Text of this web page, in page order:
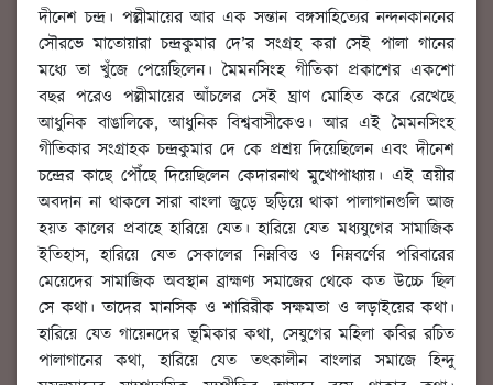
দীনেশ চন্দ্র। পল্লীমায়ের আর এক সন্তান বঙ্গসাহিত্যের নন্দনকাননের
সৌরভে মাতোয়ারা চন্দ্রকুমার দে’র সংগ্রহ করা সেই পালা গানের
মধ্যে তা খুঁজে পেয়েছিলেন। মৈমনসিংহ গীতিকা প্রকাশের একশো
বছর পরেও পল্লীমায়ের আঁচলের সেই ঘ্রাণ মোহিত করে রেখেছে
আধুনিক বাঙালিকে, আধুনিক বিশ্ববাসীকেও। আর এই মৈমনসিংহ
গীতিকার সংগ্রাহক চন্দ্রকুমার দে কে প্রশ্রয় দিয়েছিলেন এবং দীনেশ
চন্দ্রের কাছে পৌঁছে দিয়েছিলেন কেদারনাথ মুখোপাধ্যায়। এই ত্রয়ীর
অবদান না থাকলে সারা বাংলা জুড়ে ছড়িয়ে থাকা পালাগানগুলি আজ
হয়ত কালের প্রবাহে হারিয়ে যেত। হারিয়ে যেত মধ্যযুগের সামাজিক
ইতিহাস, হারিয়ে যেত সেকালের নিম্নবিত্ত ও নিম্নবর্ণের পরিবারের
মেয়েদের সামাজিক অবস্থান ব্রাহ্মণ্য সমাজের থেকে কত উচ্চে ছিল
সে কথা। তাদের মানসিক ও শারিরীক সক্ষমতা ও লড়াইয়ের কথা।
হারিয়ে যেত গায়েনদের ভূমিকার কথা, সেযুগের মহিলা কবির রচিত
পালাগানের কথা, হারিয়ে যেত তত্কালীন বাংলার সমাজে হিন্দু